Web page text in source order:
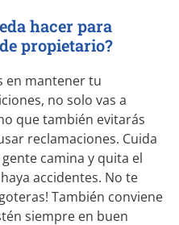
hacer para
propietario?
en mantener tu
no solo vas a
que también evitarás
reclamaciones. Cuida
camina y quita el
accidentes. No te
También conviene
siempre en buen